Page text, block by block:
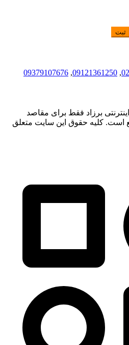
,
09121361250
,
09379107676
برزاد فقط برای مقاصد
است. کلیه حقوق این سایت متعلق